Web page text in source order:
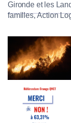
Gironde et les
familles, Action
Fidèle à sa
immédiatement
personnalisé, des
premières